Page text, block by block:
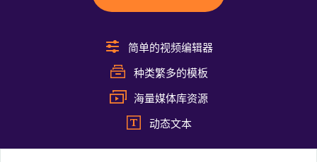
简单的视频编辑器
种类繁多的模板
海量媒体库资源
动态文本